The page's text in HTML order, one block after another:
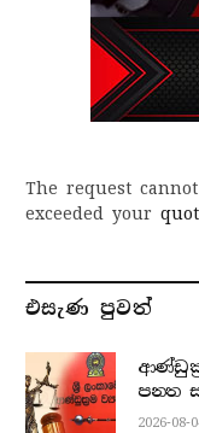
The request
exceeded your
එසැණ පුව​ත්
පනත
2026-08-